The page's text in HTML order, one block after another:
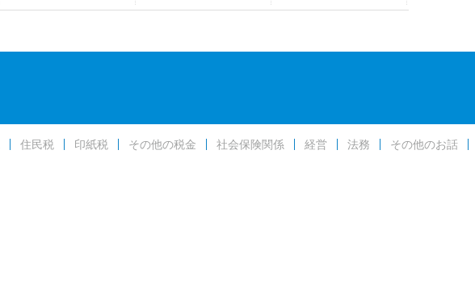
住民税 印紙税 その他の税金 社会保険関係 経営 法務 その他のお話